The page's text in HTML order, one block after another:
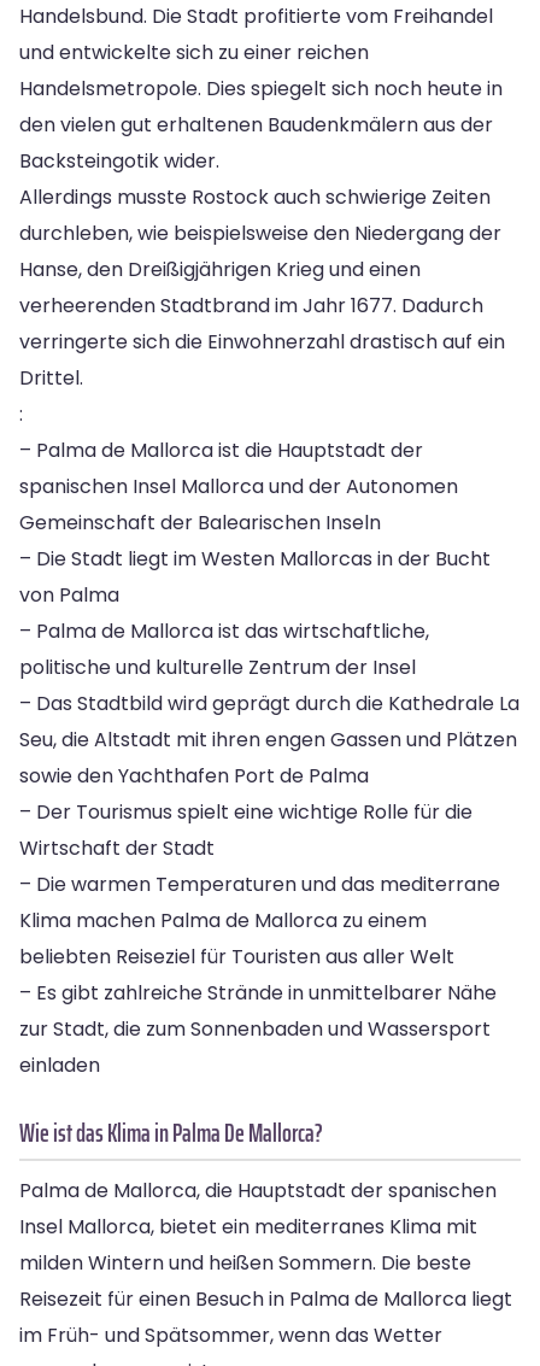
Handelsbund. Die Stadt profitierte vom Freihandel
und entwickelte sich zu einer reichen
Handelsmetropole. Dies spiegelt sich noch heute in
den vielen gut erhaltenen Baudenkmälern aus der
Backsteingotik wider.
Allerdings musste Rostock auch schwierige Zeiten
durchleben, wie beispielsweise den Niedergang der
Hanse, den Dreißigjährigen Krieg und einen
verheerenden Stadtbrand im Jahr 1677. Dadurch
verringerte sich die Einwohnerzahl drastisch auf ein
Drittel.
:
– Palma de Mallorca ist die Hauptstadt der
spanischen Insel Mallorca und der Autonomen
Gemeinschaft der Balearischen Inseln
– Die Stadt liegt im Westen Mallorcas in der Bucht
von Palma
– Palma de Mallorca ist das wirtschaftliche,
politische und kulturelle Zentrum der Insel
– Das Stadtbild wird geprägt durch die Kathedrale La
Seu, die Altstadt mit ihren engen Gassen und Plätzen
sowie den Yachthafen Port de Palma
– Der Tourismus spielt eine wichtige Rolle für die
Wirtschaft der Stadt
– Die warmen Temperaturen und das mediterrane
Klima machen Palma de Mallorca zu einem
beliebten Reiseziel für Touristen aus aller Welt
– Es gibt zahlreiche Strände in unmittelbarer Nähe
zur Stadt, die zum Sonnenbaden und Wassersport
einladen
Wie ist das Klima in Palma De Mallorca?
Palma de Mallorca, die Hauptstadt der spanischen
Insel Mallorca, bietet ein mediterranes Klima mit
milden Wintern und heißen Sommern. Die beste
Reisezeit für einen Besuch in Palma de Mallorca liegt
im Früh- und Spätsommer, wenn das Wetter